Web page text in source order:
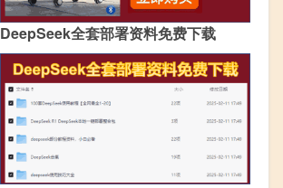
DeepSeek全套部署资料免费下载